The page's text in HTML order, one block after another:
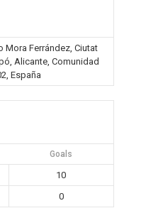
Mora Ferrández, Ciutat
Alicante, Comunidad
España
Goals
10
0